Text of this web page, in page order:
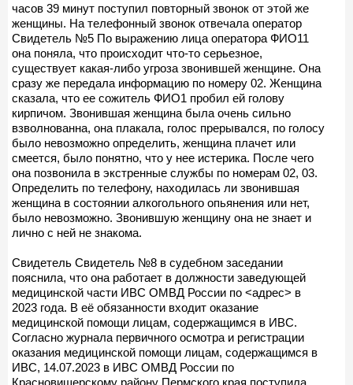
часов 39 минут поступил повторный звонок от этой же
женщины. На телефонный звонок отвечала оператор
Свидетель №5 По выражению лица оператора ФИО11
она поняла, что происходит что-то серьезное,
существует какая-либо угроза звонившей женщине. Она
сразу же передала информацию по номеру 02. Женщина
сказала, что ее сожитель ФИО1 пробил ей голову
кирпичом. Звонившая женщина была очень сильно
взволнованна, она плакала, голос прерывался, по голосу
было невозможно определить, женщина плачет или
смеется, было понятно, что у нее истерика. После чего
она позвонила в экстренные службы по номерам 02, 03.
Определить по телефону, находилась ли звонившая
женщина в состоянии алкогольного опьянения или нет,
было невозможно. Звонившую женщину она не знает и
лично с ней не знакома.
Свидетель Свидетель №8 в судебном заседании
пояснила, что она работает в должности заведующей
медицинской части ИВС ОМВД России по <адрес> в
2023 года. В её обязанности входит оказание
медицинской помощи лицам, содержащимся в ИВС.
Согласно журнала первичного осмотра и регистрации
оказания медицинской помощи лицам, содержащимся в
ИВС, 14.07.2023 в ИВС ОМВД России по
Красновишерскому району Пермского края поступила